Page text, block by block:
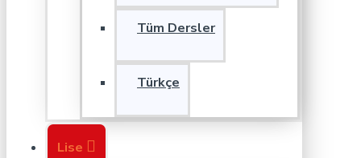
Tüm Dersler
Türkçe
Lise